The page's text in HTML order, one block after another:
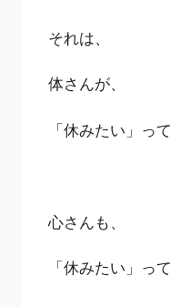
それは、
体さんが、
「休みたい」っ
心さんも、
「休みたい」っ